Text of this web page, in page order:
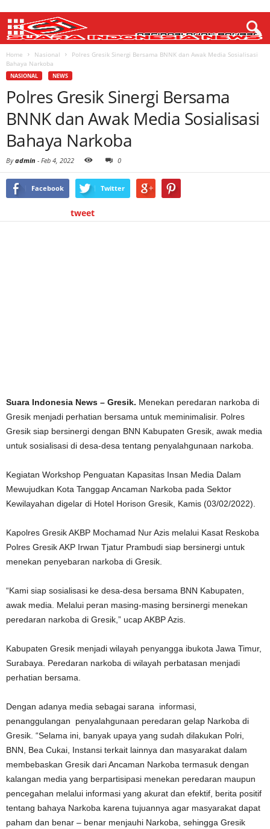
Home Nasional
Polres Gresik Sinergi Bersama BNNK dan Awak Media Sosialisasi
Bahaya Narkoba
NASIONAL NEWS
Polres Gresik Sinergi Bersama
BNNK dan Awak Media Sosialisasi
Bahaya Narkoba
Byadmin - Feb 4, 2022 0
Facebook Twitter
tweet
Suara Indonesia News – Gresik. Menekan peredaran narkoba di
Gresik menjadi perhatian bersama untuk meminimalisir. Polres
Gresik siap bersinergi dengan BNN Kabupaten Gresik, awak media
untuk sosialisasi di desa-desa tentang penyalahgunaan narkoba.
Kegiatan Workshop Penguatan Kapasitas Insan Media Dalam
Mewujudkan Kota Tanggap Ancaman Narkoba pada Sektor
Kewilayahan digelar di Hotel Horison Gresik, Kamis (03/02/2022).
Kapolres Gresik AKBP Mochamad Nur Azis melalui Kasat Reskoba
Polres Gresik AKP Irwan Tjatur Prambudi siap bersinergi untuk
menekan penyebaran narkoba di Gresik.
“Kami siap sosialisasi ke desa-desa bersama BNN Kabupaten,
awak media. Melalui peran masing-masing bersinergi menekan
peredaran narkoba di Gresik,” ucap AKBP Azis.
Kabupaten Gresik menjadi wilayah penyangga ibukota Jawa Timur,
Surabaya. Peredaran narkoba di wilayah perbatasan menjadi
perhatian bersama.
Dengan adanya media sebagai sarana informasi,
penanggulangan penyalahgunaan peredaran gelap Narkoba di
Gresik. “Selama ini, banyak upaya yang sudah dilakukan Polri,
BNN, Bea Cukai, Instansi terkait lainnya dan masyarakat dalam
membebaskan Gresik dari Ancaman Narkoba termasuk dengan
kalangan media yang berpartisipasi menekan peredaran maupun
pencegahan melalui informasi yang akurat dan efektif, berita positif
tentang bahaya Narkoba karena tujuannya agar masyarakat dapat
paham dan benar – benar menjauhi Narkoba, sehingga Gresik